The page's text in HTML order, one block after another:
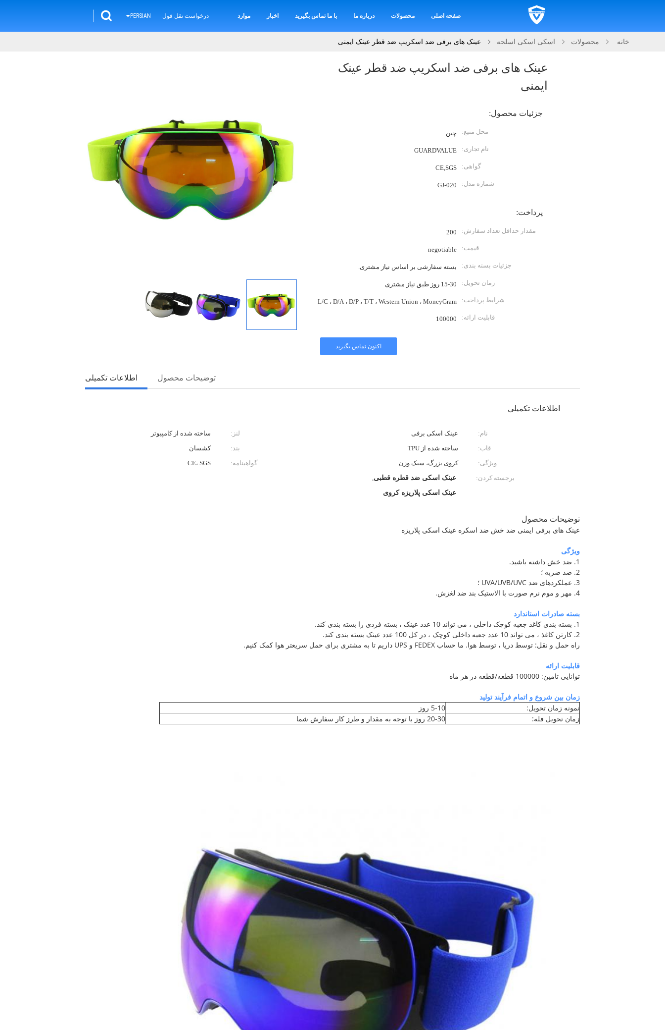
صفحه اصلی محصولات درباره ما با ما تماس بگیرید اخبار موارد درخواست نقل قول PERSIAN
خانه محصولات اسکی اسکی اسلحه عینک های برفی ضد اسکریپ ضد قطر عینک ایمنی
عینک های برفی ضد اسکریپ ضد قطر عینک
ایمنی
جزئیات محصول:
محل منبع: چین
نام تجاری: GUARDVALUE
گواهی: CE,SGS
شماره مدل: GJ-020
پرداخت:
مقدار حداقل تعداد سفارش: 200
قیمت: negotiable
جزئیات بسته بندی: بسته سفارشی بر اساس نیاز مشتری.
زمان تحویل: 15-30 روز طبق نیاز مشتری
شرایط پرداخت: L/C ، D/A ، D/P ، T/T ، Western Union ، MoneyGram
قابلیت ارائه: 100000
اکنون تماس بگیرید
اطلاعات تکمیلی توضیحات محصول
اطلاعات تکمیلی
نام: عینک اسکی برفی لنز:
ساخته شده از کامپیوتر
قاب:
ساخته شده از TPU بند:
کشسان
ویژگی:
کروی بزرگ، سبک وزن گواهینامه:
CE، SGS
برجسته کردن:
عینک اسکی ضد قطره قطبی,
عینک اسکی پلاریزه کروی
توضیحات محصول
عینک های برفی ایمنی ضد خش ضد اسکره عینک اسکی پلاریزه
ویژگی
1. ضد خش داشته باشید.
2. ضد ضربه ؛
3. عملکردهای ضد UVA/UVB/UVC ؛
4. مهر و موم نرم صورت با الاستیک بند ضد لغزش.
بسته صادرات استاندارد
1. بسته بندی کاغذ جعبه کوچک داخلی ، می تواند 10 عدد عینک ، بسته فردی را بسته بندی کند.
2. کارتن کاغذ ، می تواند 10 عدد جعبه داخلی کوچک ، در کل 100 عدد عینک بسته بندی کند.
راه حمل و نقل: توسط دریا ، توسط هوا. ما حساب FEDEX و UPS داریم تا به مشتری برای حمل سریعتر هوا کمک کنیم.
قابلیت ارائه
توانایی تامین: 100000 قطعه/قطعه در هر ماه
زمان بین شروع و اتمام فرآیند تولید
نمونه زمان تحویل:
5-10 روز
زمان تحویل فله:
20-30 روز با توجه به مقدار و طرز کار سفارش شما